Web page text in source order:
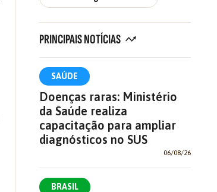
PRINCIPAIS NOTÍCIAS
SAÚDE
Doenças raras: Ministério
da Saúde realiza
capacitação para ampliar
diagnósticos no SUS
06/08/26
BRASIL